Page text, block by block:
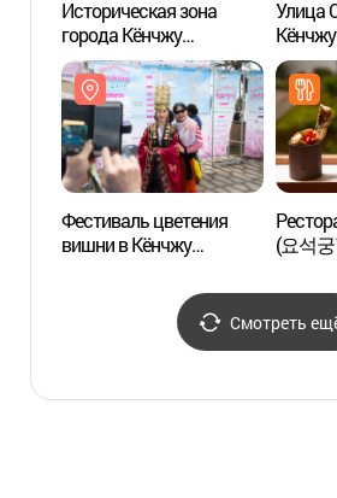
Историческая зона
города Кёнчжу
(Всемирное культурное
наследие ЮНЕСКО)
(경주역사유적지구
[유네스코 세계문화유산])
Улица
Фестиваль цветения
вишни в Кёнчжу
(요석
Смотреть